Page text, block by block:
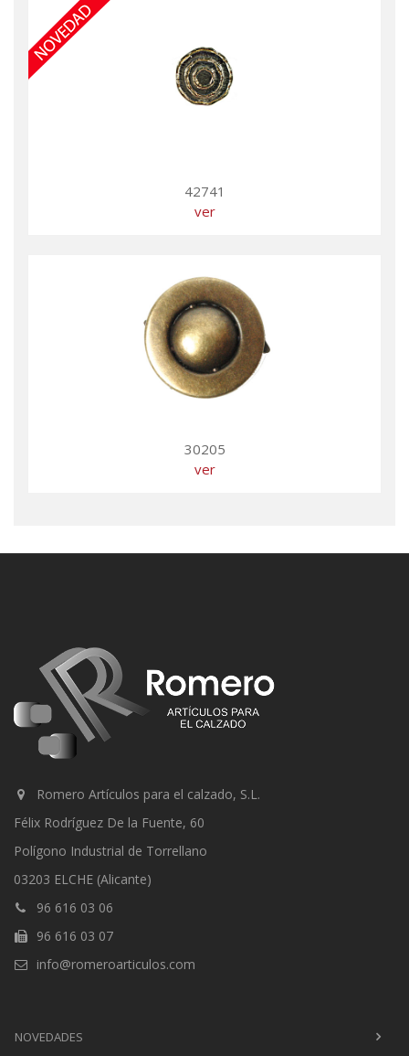
42741
ver
30205
ver
Romero Artículos para el calzado, S.L.
Félix Rodríguez De la Fuente, 60
Polígono Industrial de Torrellano
03203 ELCHE (Alicante)
96 616 03 06
96 616 03 07
info@romeroarticulos.com
NOVEDADES